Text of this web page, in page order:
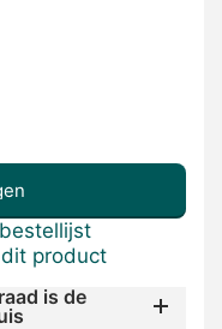
product
is de